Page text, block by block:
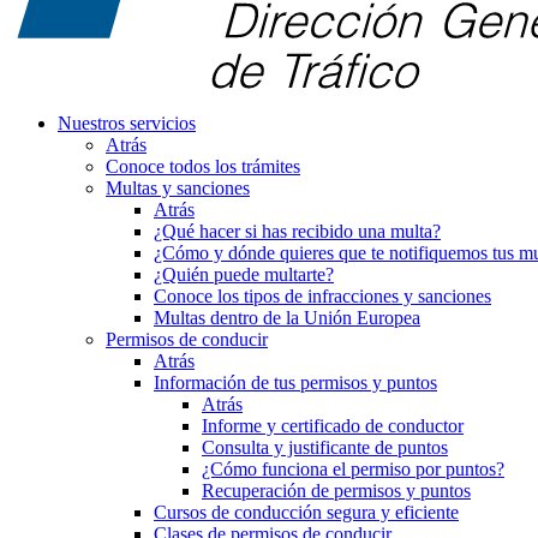
Nuestros servicios
Atrás
Conoce todos los trámites
Multas y sanciones
Atrás
¿Qué hacer si has recibido una multa?
¿Cómo y dónde quieres que te notifiquemos tus
¿Quién puede multarte?
Conoce los tipos de infracciones y sanciones
Multas dentro de la Unión Europea
Permisos de conducir
Atrás
Información de tus permisos y puntos
Atrás
Informe y certificado de conductor
Consulta y justificante de puntos
¿Cómo funciona el permiso por puntos?
Recuperación de permisos y puntos
Cursos de conducción segura y eficiente